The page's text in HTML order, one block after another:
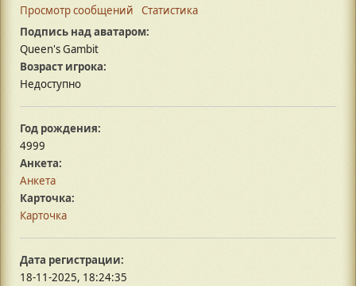
Просмотр сообщений
Статистика
Подпись над аватаром:
Queen's Gambit
Возраст игрока:
Недоступно
Год рождения:
4999
Анкета:
Анкета
Карточка:
Карточка
Дата регистрации:
18-11-2025, 18:24:35